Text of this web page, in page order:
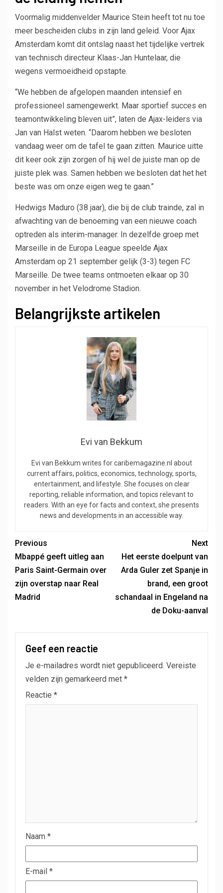
Voormalig middenvelder Maurice Stein heeft tot nu toe
meer bescheiden clubs in zijn land geleid. Voor Ajax
Amsterdam komt dit ontslag naast het tijdelijke vertrek
van technisch directeur Klaas-Jan Huntelaar, die
wegens vermoeidheid opstapte.
“We hebben de afgelopen maanden intensief en
professioneel samengewerkt. Maar sportief succes en
teamontwikkeling bleven uit”, laten de Ajax-leiders via
Jan van Halst weten. “Daarom hebben we besloten
vandaag weer om de tafel te gaan zitten. Maurice uitte
dit keer ook zijn zorgen of hij wel de juiste man op de
juiste plek was. Samen hebben we besloten dat het het
beste was om onze eigen weg te gaan.”
Hedwigs Maduro (38 jaar), die bij de club trainde, zal in
afwachting van de benoeming van een nieuwe coach
optreden als interim-manager. In dezelfde groep met
Marseille in de Europa League speelde Ajax
Amsterdam op 21 september gelijk (3-3) tegen FC
Marseille. De twee teams ontmoeten elkaar op 30
november in het Velodrome Stadion.
Belangrijkste artikelen
Evi van Bekkum
Evi van Bekkum writes for caribemagazine.nl about
current affairs, politics, economics, technology, sports,
entertainment, and lifestyle. She focuses on clear
reporting, reliable information, and topics relevant to
readers. With an eye for facts and context, she presents
news and developments in an accessible way.
Previous
Mbappé geeft uitleg aan
Paris Saint-Germain over
zijn overstap naar Real
Madrid
Next
Het eerste doelpunt van
Arda Guler zet Spanje in
brand, een groot
schandaal in Engeland na
de Doku-aanval
Geef een reactie
Je e-mailadres wordt niet gepubliceerd. Vereiste
velden zijn gemarkeerd met *
Reactie *
Naam *
E-mail *